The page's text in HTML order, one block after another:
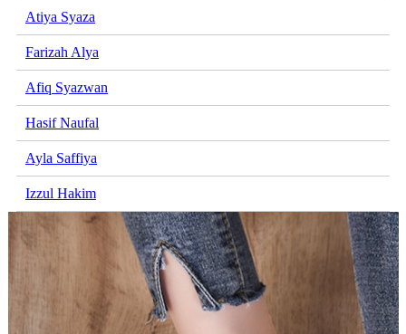
Atiya Syaza
Farizah Alya
Afiq Syazwan
Hasif Naufal
Ayla Saffiya
Izzul Hakim